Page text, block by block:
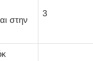
τύπων παραθύρων
στην
3